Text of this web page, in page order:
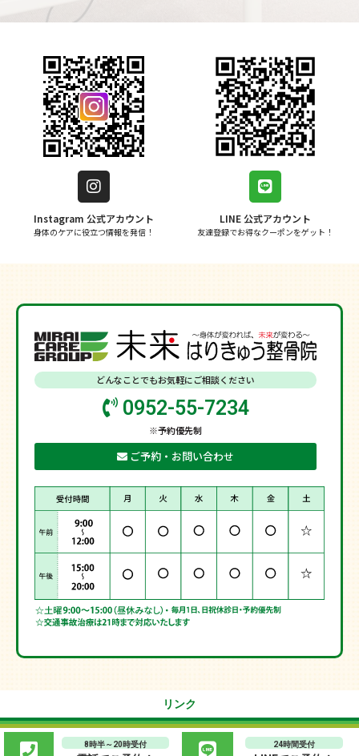
Instagram 公式アカウント
身体のケアに役立つ情報を発信！
LINE 公式アカウント
友達登録でお得なクーポンをゲット！
どんなことでもお気軽にご相談ください
0952-55-7234
※予約優先制
ご予約・お問い合わせ
リンク
8時半～20時受付 24時間受付